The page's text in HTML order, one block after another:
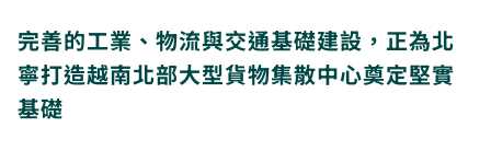
完善的工業、物流與交通基礎建設，正為北
寧打造越南北部大型貨物集散中心奠定堅實
基礎